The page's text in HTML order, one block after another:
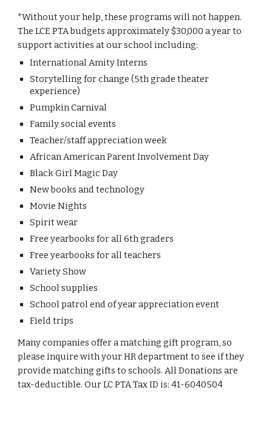
*Without your help, these programs will not happen.
The LCE PTA budgets approximately $30,000 a year to
support activities at our school including:
International Amity Interns
Storytelling for change (5th grade theater
experience)
Pumpkin Carnival
Family social events
Teacher/staff appreciation week
African American Parent Involvement Day
Black Girl Magic Day
New books and technology
Movie Nights
Spirit wear
Free yearbooks for all 6th graders
Free yearbooks for all teachers
Variety Show
School supplies
School patrol end of year appreciation event
Field trips
Many companies offer a matching gift program, so
please inquire with your HR department to see if they
provide matching gifts to schools. All Donations are
tax-deductible. Our LC PTA Tax ID is: 41-6040504